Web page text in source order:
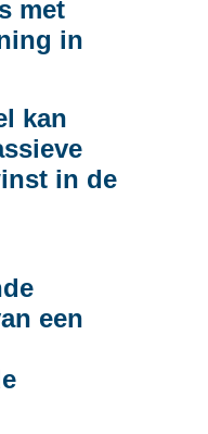
met
in
kan
in de
een